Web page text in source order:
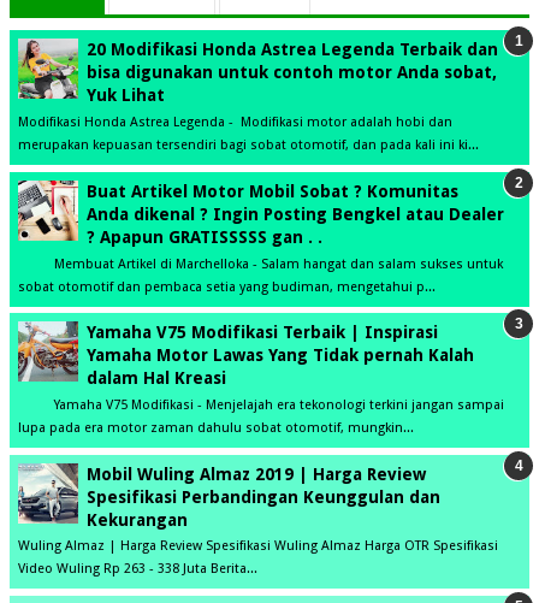
20 Modifikasi Honda Astrea Legenda Terbaik dan
bisa digunakan untuk contoh motor Anda sobat,
Yuk Lihat
Modifikasi Honda Astrea Legenda - Modifikasi motor adalah hobi dan
merupakan kepuasan tersendiri bagi sobat otomotif, dan pada kali ini ki...
Buat Artikel Motor Mobil Sobat ? Komunitas
Anda dikenal ? Ingin Posting Bengkel atau Dealer
? Apapun GRATISSSSS gan . .
Membuat Artikel di Marchelloka - Salam hangat dan salam sukses untuk
sobat otomotif dan pembaca setia yang budiman, mengetahui p...
Yamaha V75 Modifikasi Terbaik | Inspirasi
Yamaha Motor Lawas Yang Tidak pernah Kalah
dalam Hal Kreasi
Yamaha V75 Modifikasi - Menjelajah era tekonologi terkini jangan sampai
lupa pada era motor zaman dahulu sobat otomotif, mungkin...
Mobil Wuling Almaz 2019 | Harga Review
Spesifikasi Perbandingan Keunggulan dan
Kekurangan
Wuling Almaz | Harga Review Spesifikasi Wuling Almaz Harga OTR Spesifikasi
Video Wuling Rp 263 - 338 Juta Berita...